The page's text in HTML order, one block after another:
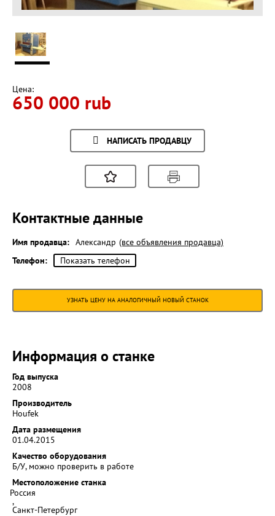
Цена:
650 000 rub
НАПИСАТЬ ПРОДАВЦУ
Контактные данные
Имя продавца: Александр (все объявления продавца)
Телефон:
Показать телефон
УЗНАТЬ ЦЕНУ НА АНАЛОГИЧНЫЙ НОВЫЙ СТАНОК
Информация о станке
Год выпуска
2008
Производитель
Houfek
Дата размещения
01.04.2015
Качество оборудования
Б/У, можно проверить в работе
Местоположение станка
Россия
,
Санкт-Петербург